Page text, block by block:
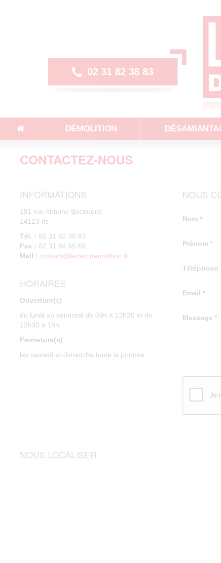
02 31 82 38 83
DÉMOLITION
CONTACTEZ-NOUS
INFORMATIONS
191 rue Antoine Becquerel
14123 Ifs
Tél. : 02 31 82 38 83
Fax : 02 31 84 65 69
Mail : contact@leclercdemolition.fr
HORAIRES
Ouverture(s)
du lundi au vendredi de 09h à 12h30 et de
13h30 à 18h
Fermeture(s)
les samedi et dimanche toute la journée
NOUS
Nom *
Prénom *
Téléphone
Email *
Message *
NOUS LOCALISER